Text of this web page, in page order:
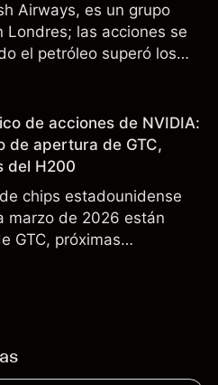
Airways, es un grupo
Londres; las acciones se
el petróleo superó los
aéreo de Oriente
de resultados futuros..
de acciones de NVIDIA:
de apertura de GTC,
del H200
chips estadounidense
marzo de 2026 están
GTC, próximas
y la incertidumbre